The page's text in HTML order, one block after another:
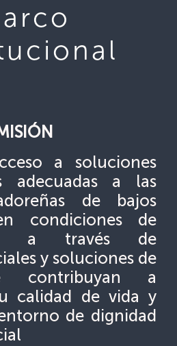
a soluciones
adecuadas a las
de bajos
condiciones de
a través de
y soluciones de
contribuyan a
calidad de vida y
de dignidad